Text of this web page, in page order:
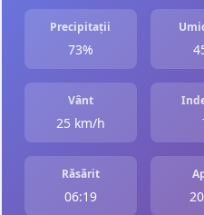
Precipitații
73%
Vânt
25 km/h
Răsărit
06:19